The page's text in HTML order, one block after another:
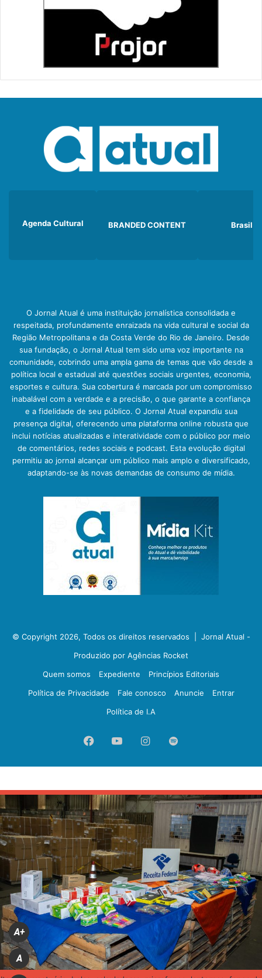
Agenda Cultural BRANDED CONTENT Brasil
O Jornal Atual é uma instituição jornalística consolidada e
respeitada, profundamente enraizada na vida cultural e social da
Região Metropolitana e da Costa Verde do Rio de Janeiro. Desde
sua fundação, o Jornal Atual tem sido uma voz importante na
comunidade, cobrindo uma ampla gama de temas que vão desde a
política local e estadual até questões sociais urgentes, economia,
esportes e cultura. Sua cobertura é marcada por um compromisso
inabalável com a verdade e a precisão, o que garante a confiança
e a fidelidade de seu público. O Jornal Atual expandiu sua
presença digital, oferecendo uma plataforma online robusta que
inclui notícias atualizadas e interatividade com o público por meio
de comentários, redes sociais e podcast. Esta evolução digital
permitiu ao jornal alcançar um público mais amplo e diversificado,
adaptando-se às novas demandas de consumo de mídia.
© Copyright 2026, Todos os direitos reservados | Jornal Atual -
Produzido por Agências Rocket
Quem somos
Expediente
Princípios Editoriais
Política de Privacidade
Fale conosco Anuncie
Entrar
Política de I.A
FacebookYouTubeInstagram
Spotify
A+
A